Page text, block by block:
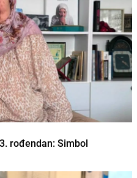
rođendan: Simbol